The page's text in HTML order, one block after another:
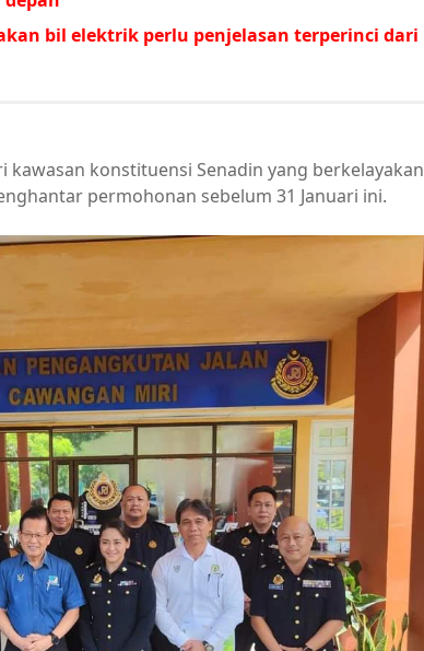
bil elektrik perlu penjelasan terperinci dari
konstituensi Senadin yang berkelayakan
permohonan sebelum 31 Januari ini.